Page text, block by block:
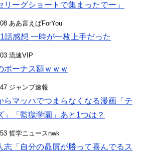
リーグショートで集まったでー」
ああ言えばForYou
話感想 一時が一枚上手だった
流速VIP
ボーナス額ｗｗｗ
ジャンプ速報
らマッハでつまらなくなる漫画「テ
」「監獄学園」あと1つは？
哲学ニュースnwk
志「自分の贔屓が勝って喜んでるス